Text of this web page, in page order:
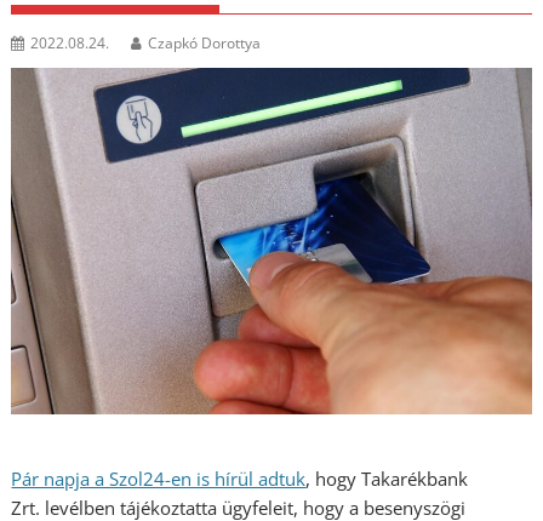
2022.08.24. Czapkó Dorottya
Pár napja a Szol24-en is hírül adtuk, hogy Takarékbank
Zrt. levélben tájékoztatta ügyfeleit, hogy a besenyszögi